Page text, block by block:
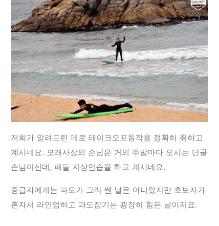
저희가 알려드린 데로 테이크오프동작을 정확히 취하고
계시네요. 모래사장의 손님은 거의 주말마다 오시는 단골
손님이신데, 패들 지상연습을 하고 계시네요.
중급자에게는 파도가 그리 쎈 날은 아니었지만 초보자가
혼자서 라인업하고 파도잡기는 굉장히 힘든 날이지요.